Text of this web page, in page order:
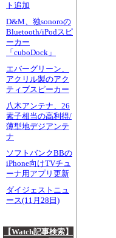
ト追加
D&M、独sonoroの
Bluetooth/iPodスピ
ーカー
「cuboDock」
エバーグリーン、
アクリル製のアク
ティブスピーカー
八木アンテナ、26
素子相当の高利得/
薄型地デジアンテ
ナ
ソフトバンクBBの
iPhone向けTVチュ
ーナ用アプリ更新
ダイジェストニュ
ース(11月28日)
【Watch記事検索】